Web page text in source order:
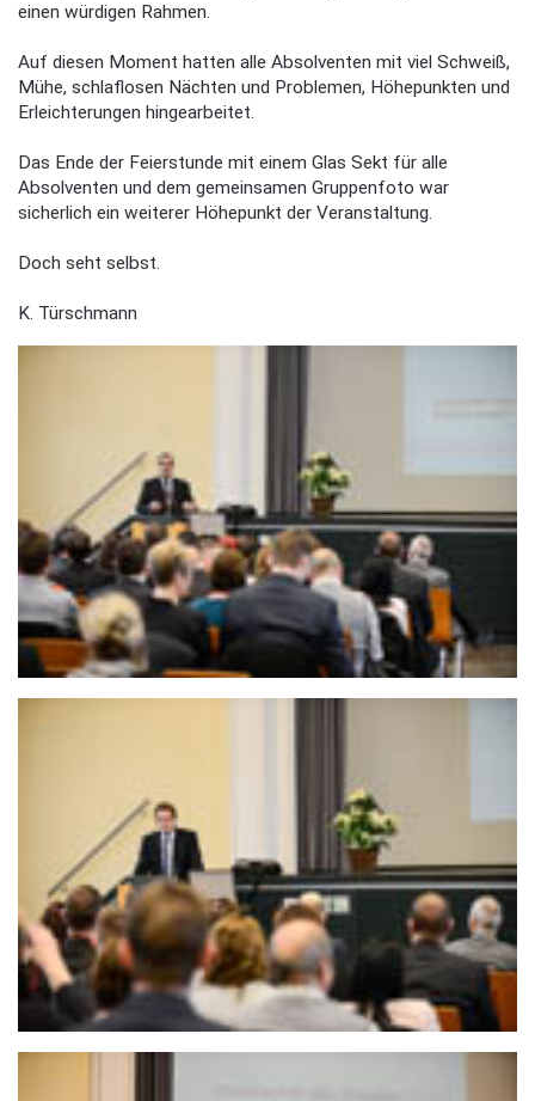
einen würdigen Rahmen.
Auf diesen Moment hatten alle Absolventen mit viel Schweiß,
Mühe, schlaflosen Nächten und Problemen, Höhepunkten und
Erleichterungen hingearbeitet.
Das Ende der Feierstunde mit einem Glas Sekt für alle
Absolventen und dem gemeinsamen Gruppenfoto war
sicherlich ein weiterer Höhepunkt der Veranstaltung.
Doch seht selbst.
K. Türschmann